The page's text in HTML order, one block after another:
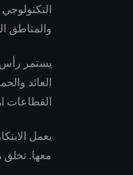
والمناطق
يستمر رأس
العائد
القطاعات
يعمل
معها. تخلق